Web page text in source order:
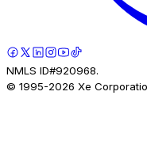
NMLS ID#920968.
© 1995-2026 Xe